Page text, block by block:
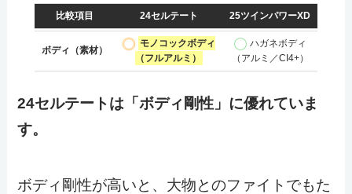
比較項目 24セルテート 25ツインパワーXD
ボディ（素材）
モノコックボディ
（フルアルミ）
ハガネボディ
（アルミ／CI4+）
24セルテートは「ボディ剛性」に優れていま
す。
ボディ剛性が高いと、大物とのファイトでもた